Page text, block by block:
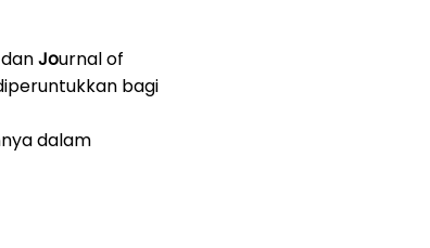
Journal of
bagi
dalam